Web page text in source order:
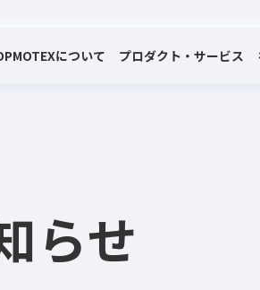
MOTEXについて プロダクト・サービス
らせ